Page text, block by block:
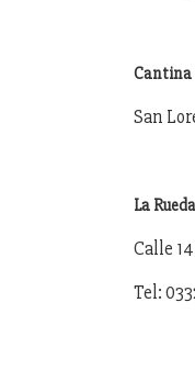
Cantina
San
La Rueda
Calle
Tel: